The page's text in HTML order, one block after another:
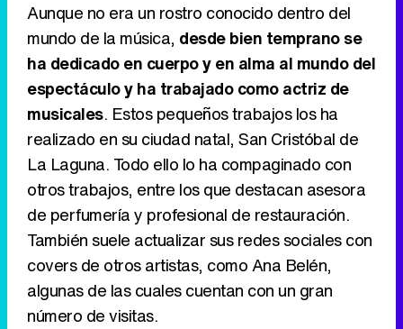
Aunque no era un rostro conocido dentro del
mundo de la música, desde bien temprano se
ha dedicado en cuerpo y en alma al mundo del
espectáculo y ha trabajado como actriz de
musicales. Estos pequeños trabajos los ha
realizado en su ciudad natal, San Cristóbal de
La Laguna. Todo ello lo ha compaginado con
otros trabajos, entre los que destacan asesora
de perfumería y profesional de restauración.
También suele actualizar sus redes sociales con
covers de otros artistas, como Ana Belén,
algunas de las cuales cuentan con un gran
número de visitas.